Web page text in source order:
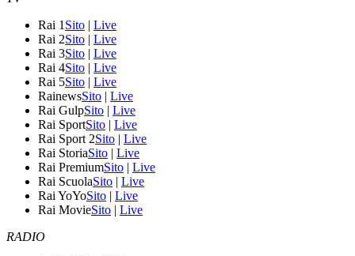
Rai 1 Sito | Live
Rai 2Sito | Live
Rai 3Sito | Live
Rai 4Sito | Live
Rai 5Sito | Live
RainewsSito | Live
Rai GulpSito | Live
Rai SportSito | Live
Rai Sport 2Sito | Live
Rai StoriaSito | Live
Rai PremiumSito | Live
Rai ScuolaSito | Live
Rai YoYoSito | Live
Rai MovieSito | Live
RADIO